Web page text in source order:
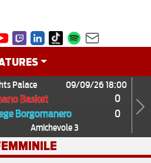
Palace 09/09/26 18:00
Basket
0
Borgomanero
0
Amichevole 3
Next